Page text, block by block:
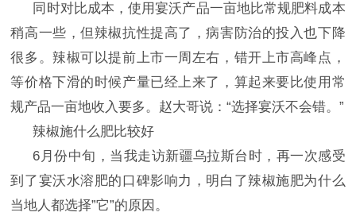
同时对比成本，使用宴沃产品一亩地比常规肥料成本
稍高一些，但辣椒抗性提高了，病害防治的投入也下降
很多。辣椒可以提前上市一周左右，错开上市高峰点，
等价格下滑的时候产量已经上来了，算起来要比使用常
规产品一亩地收入要多。 赵大哥说：“选择宴沃不会错。”
辣椒施什么肥比较好
6月份中旬，当我走访新疆乌拉斯台时，再一次感受
到了宴沃水溶肥的口碑影响力，明白了辣椒施肥为什么
当地人都选择”它”的原因。